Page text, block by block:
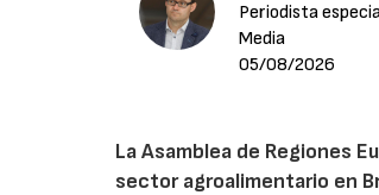
Periodista
Media
05/08/2026
La Asamblea de Regiones
sector agroalimentario en